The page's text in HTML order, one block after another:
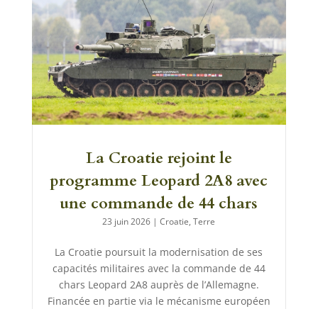
La Croatie rejoint le
programme Leopard 2A8 avec
une commande de 44 chars
23 juin 2026 |Croatie,Terre
La Croatie poursuit la modernisation de ses
capacités militaires avec la commande de 44
chars Leopard 2A8 auprès de l’Allemagne.
Financée en partie via le mécanisme européen